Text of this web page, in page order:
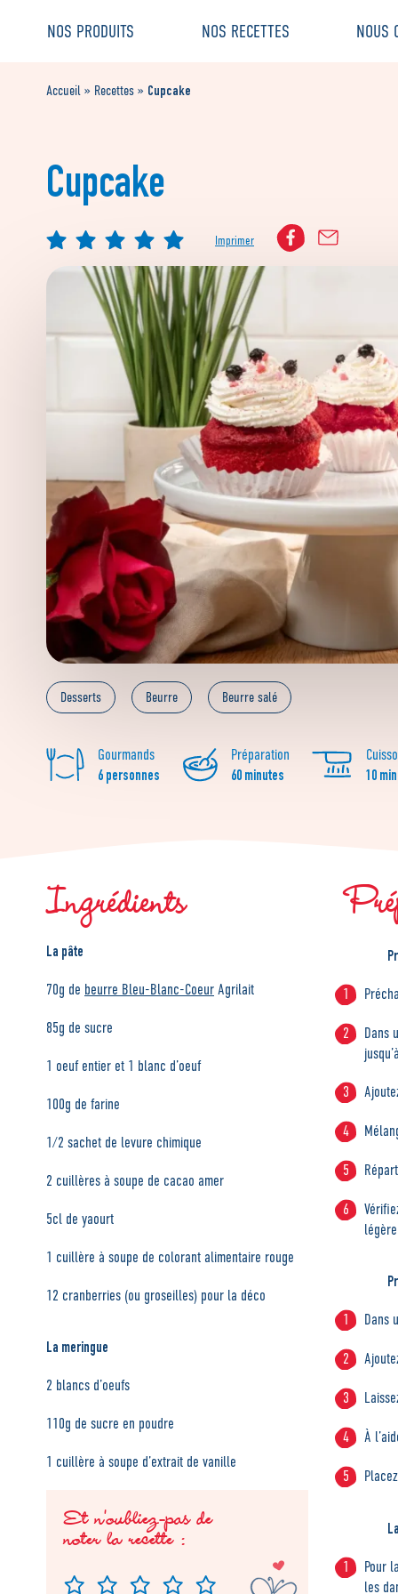
contenu
NOS PRODUITS NOS RECETTES NOUS
Accueil » Recettes » Cupcake
Cupcake
Imprimer
Desserts Beurre Beurre salé
Gourmands
6 personnes
Préparation
60 minutes 10
Ingrédients
La pâte
70g de beurre Bleu-Blanc-Coeur Agrilait
85g de sucre
1 oeuf entier et 1 blanc d’oeuf
100g de farine
1/2 sachet de levure chimique
2 cuillères à soupe de cacao amer
5cl de yaourt
1 cuillère à soupe de colorant alimentaire rouge
12 cranberries (ou groseilles) pour la déco
La meringue
2 blancs d’oeufs
110g de sucre en poudre
1 cuillère à soupe d’extrait de vanille
Et n'oubliez-pas de
noter la recette :
Dans
Dans
À
Pour
les